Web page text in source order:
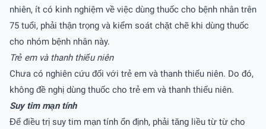
nhiên, ít có kinh nghiệm về việc dùng thuốc cho bệnh nhân trên
75 tuổi, phải thận trọng và kiểm soát chặt chẽ khi dùng thuốc
cho nhóm bệnh nhân này.
Trẻ em và thanh thiếu niên
Chưa có nghiên cứu đối với trẻ em và thanh thiếu niên. Do đó,
không đề nghị dùng thuốc cho trẻ em và thanh thiếu niên.
Suy tim mạn tính
Để điều trị suy tim mạn tính ổn định, phải tăng liều từ từ cho